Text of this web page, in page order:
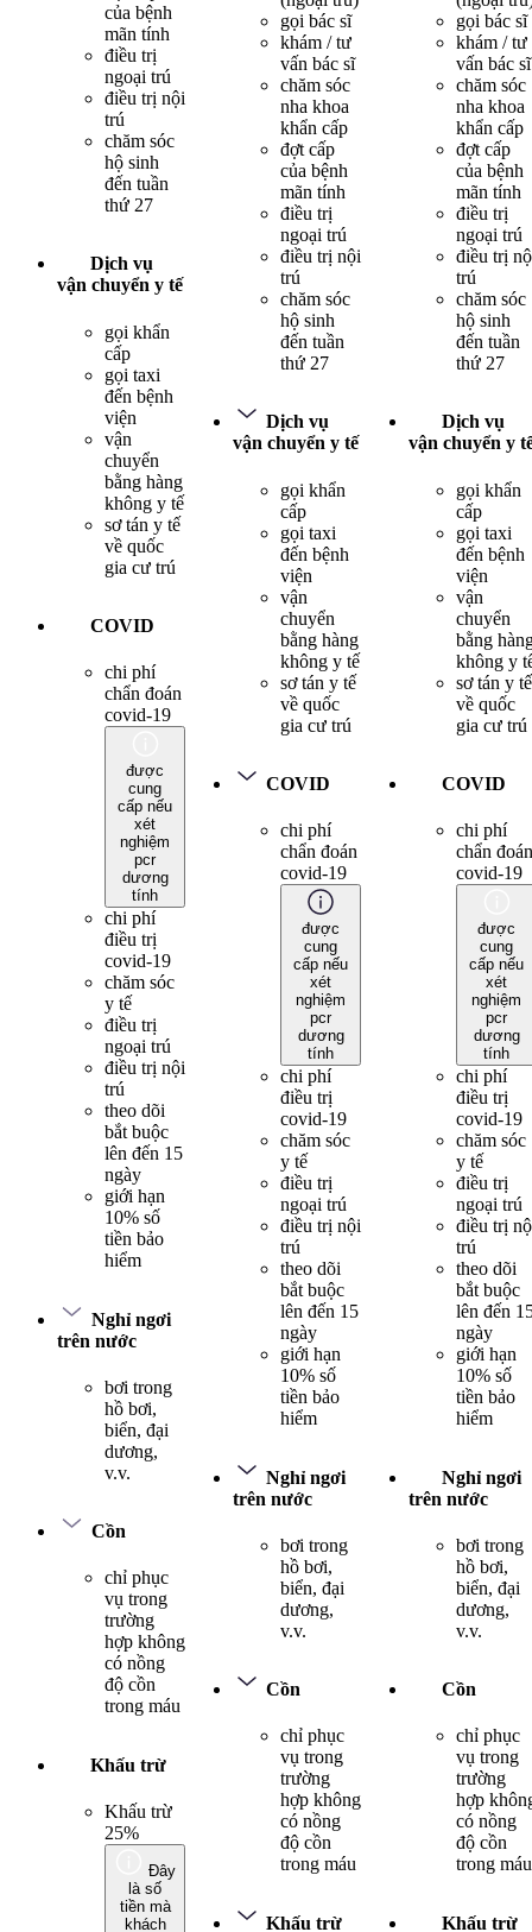
của bệnh
mãn tính
điều trị
ngoại trú
điều trị nội
trú
chăm sóc
hộ sinh
đến tuần
thứ 27
Dịch vụ
vận chuyển y tế
gọi khẩn
cấp
gọi taxi
đến bệnh
viện
vận
chuyển
bằng hàng
không y tế
sơ tán y tế
về quốc
gia cư trú
COVID
chi phí
chẩn đoán
covid-19
được
cung
cấp nếu
xét
nghiệm
pcr
dương
tính
chi phí
điều trị
covid-19
chăm sóc
y tế
điều trị
ngoại trú
điều trị nội
trú
theo dõi
bắt buộc
lên đến 15
ngày
giới hạn
10% số
tiền bảo
hiểm
Nghỉ ngơi
trên nước
bơi trong
hồ bơi,
biển, đại
dương,
v.v.
Cồn
chỉ phục
vụ trong
trường
hợp không
có nồng
độ cồn
trong máu
Khấu trừ
Khấu trừ
25%
Đây
là số
tiền mà
khách
gọi bác sĩ
khám / tư
vấn bác sĩ
chăm sóc
nha khoa
khẩn cấp
đợt cấp
của bệnh
mãn tính
điều trị
ngoại trú
điều trị nội
trú
chăm sóc
hộ sinh
đến tuần
thứ 27
Dịch vụ
vận chuyển y tế
gọi khẩn
cấp
gọi taxi
đến bệnh
viện
vận
chuyển
bằng hàng
không y tế
sơ tán y tế
về quốc
gia cư trú
COVID
chi phí
chẩn đoán
covid-19
được
cung
cấp nếu
xét
nghiệm
pcr
dương
tính
chi phí
điều trị
covid-19
chăm sóc
y tế
điều trị
ngoại trú
điều trị nội
trú
theo dõi
bắt buộc
lên đến 15
ngày
giới hạn
10% số
tiền bảo
hiểm
Nghỉ ngơi
trên nước
bơi trong
hồ bơi,
biển, đại
dương,
v.v.
Cồn
chỉ phục
vụ trong
trường
hợp không
có nồng
độ cồn
trong máu
Khấu trừ
gọi bác sĩ
khám / tư
vấn bác sĩ
chăm sóc
nha khoa
khẩn cấp
đợt cấp
của bệnh
mãn tính
điều trị
ngoại trú
điều trị
trú
chăm sóc
hộ sinh
đến tuần
thứ 27
Dịch vụ
vận chuyển y
gọi khẩn
cấp
gọi taxi
đến bệnh
viện
vận
chuyển
bằng
không y
sơ tán y tế
về quốc
gia cư trú
COVID
chi phí
chẩn đoán
covid-19
được
cung
cấp nếu
xét
nghiệm
pcr
dương
tính
chi phí
điều trị
covid-19
chăm sóc
y tế
điều trị
ngoại trú
điều trị
trú
theo dõi
bắt buộc
lên đến
ngày
giới hạn
10% số
tiền bảo
hiểm
Nghỉ ngơi
trên nước
bơi trong
hồ bơi,
biển, đại
dương,
v.v.
Cồn
chỉ phục
vụ trong
trường
hợp
có nồng
độ cồn
trong máu
Khấu trừ